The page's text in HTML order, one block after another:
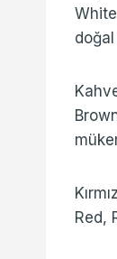
Red,